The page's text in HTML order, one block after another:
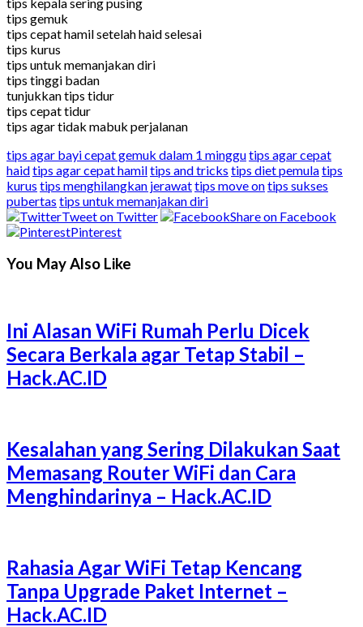
tips gemuk
tips cepat hamil setelah haid selesai
tips kurus
tips untuk memanjakan diri
tips tinggi badan
tunjukkan tips tidur
tips cepat tidur
tips agar tidak mabuk perjalanan
tips agar bayi cepat gemuk dalam 1 minggutips agar cepat
haidtips agar cepat hamiltips and tricks tips diet pemulatips
kurus tips menghilangkan jerawattips move ontips sukses
pubertas tips untuk memanjakan diri
Tweet on Twitter
Share on Facebook
Pinterest
You May Also Like
Ini Alasan WiFi Rumah Perlu Dicek
Secara Berkala agar Tetap Stabil –
Hack.AC.ID
Kesalahan yang Sering Dilakukan Saat
Memasang Router WiFi dan Cara
Menghindarinya – Hack.AC.ID
Rahasia Agar WiFi Tetap Kencang
Tanpa Upgrade Paket Internet –
Hack.AC.ID